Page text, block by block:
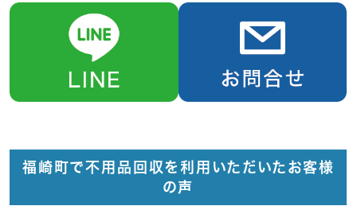
福崎町で不用品回収を利用いただいたお客様
の声